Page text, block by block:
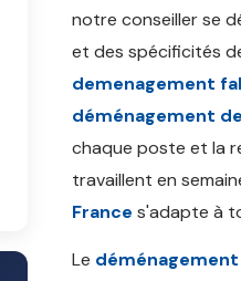
notre conseiller se
et des spécificités
demenagement
déménagement
chaque poste et la
travaillent en
France s'adapte à
Le